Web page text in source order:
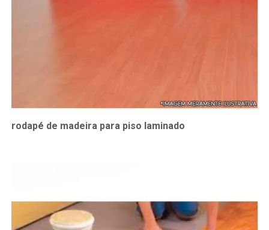
rodapé de madeira para piso laminado